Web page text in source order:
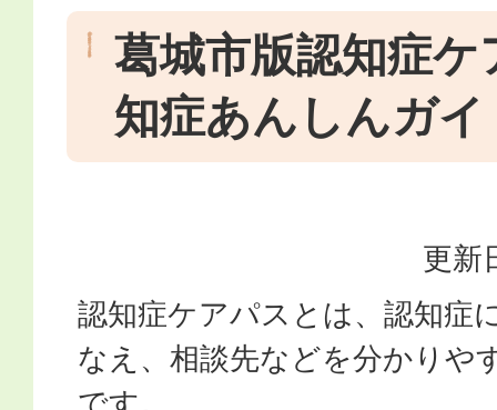
葛城市版認知症ケ
知症あんしんガイ
更新
認知症ケアパスとは、認知症
なえ、相談先などを分かりや
です。